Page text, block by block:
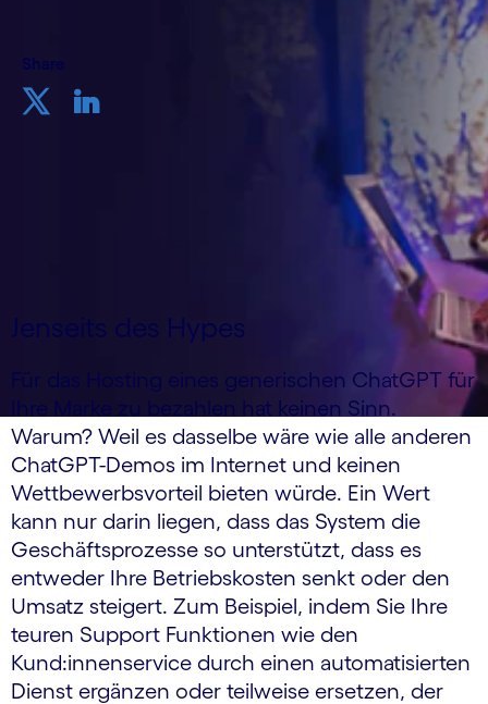
Share
Jenseits des Hypes
Für das Hosting eines generischen ChatGPT für
Ihre Marke zu bezahlen hat keinen Sinn.
Warum? Weil es dasselbe wäre wie alle anderen
ChatGPT-Demos im Internet und keinen
Wettbewerbsvorteil bieten würde. Ein Wert
kann nur darin liegen, dass das System die
Geschäftsprozesse so unterstützt, dass es
entweder Ihre Betriebskosten senkt oder den
Umsatz steigert. Zum Beispiel, indem Sie Ihre
teuren Support Funktionen wie den
Kund:innenservice durch einen automatisierten
Dienst ergänzen oder teilweise ersetzen, der